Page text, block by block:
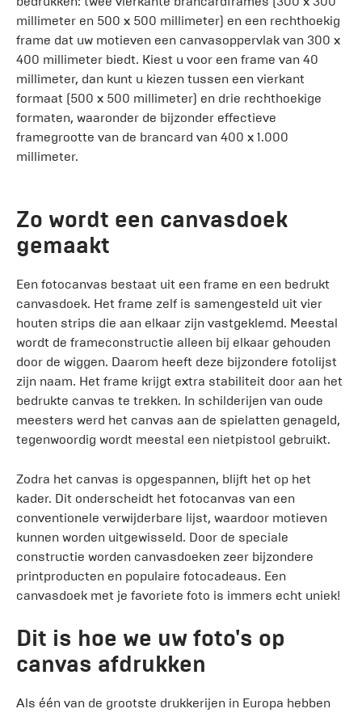
millimeter en 500 x 500 millimeter) en een rechthoekig
frame dat uw motieven een canvasoppervlak van 300 x
400 millimeter biedt. Kiest u voor een frame van 40
millimeter, dan kunt u kiezen tussen een vierkant
formaat (500 x 500 millimeter) en drie rechthoekige
formaten, waaronder de bijzonder effectieve
framegrootte van de brancard van 400 x 1.000
millimeter.
Zo wordt een canvasdoek
gemaakt
Een fotocanvas bestaat uit een frame en een bedrukt
canvasdoek. Het frame zelf is samengesteld uit vier
houten strips die aan elkaar zijn vastgeklemd. Meestal
wordt de frameconstructie alleen bij elkaar gehouden
door de wiggen. Daarom heeft deze bijzondere fotolijst
zijn naam. Het frame krijgt extra stabiliteit door aan het
bedrukte canvas te trekken. In schilderijen van oude
meesters werd het canvas aan de spielatten genageld,
tegenwoordig wordt meestal een nietpistool gebruikt.
Zodra het canvas is opgespannen, blijft het op het
kader. Dit onderscheidt het fotocanvas van een
conventionele verwijderbare lijst, waardoor motieven
kunnen worden uitgewisseld. Door de speciale
constructie worden canvasdoeken zeer bijzondere
printproducten en populaire fotocadeaus. Een
canvasdoek met je favoriete foto is immers echt uniek!
Dit is hoe we uw foto's op
canvas afdrukken
Als één van de grootste drukkerijen in Europa hebben